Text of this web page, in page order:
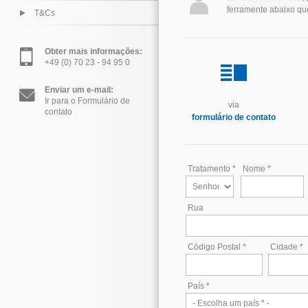
T&Cs
Obter mais informações:
+49 (0) 70 23 - 94 95 0
Enviar um e-mail:
Ir para o Formulário de
contato
ferramente abaixo
via
formulário de contato
Tratamento * Nome *
Rua
Código Postal * Cidade *
País *